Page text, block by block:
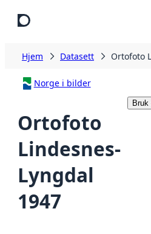
Hjem Datasett Ortofoto
Norge i bilder
Ortofoto
Lindesnes-
Lyngdal
1947
Bruk